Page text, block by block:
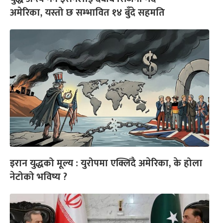
अमेरिका, यस्तो छ सम्भावित १४ बुँदे सहमति
इरान युद्धको मूल्य : युरोपमा एक्लिँदै अमेरिका, के होला
नेटोको भविष्य ?